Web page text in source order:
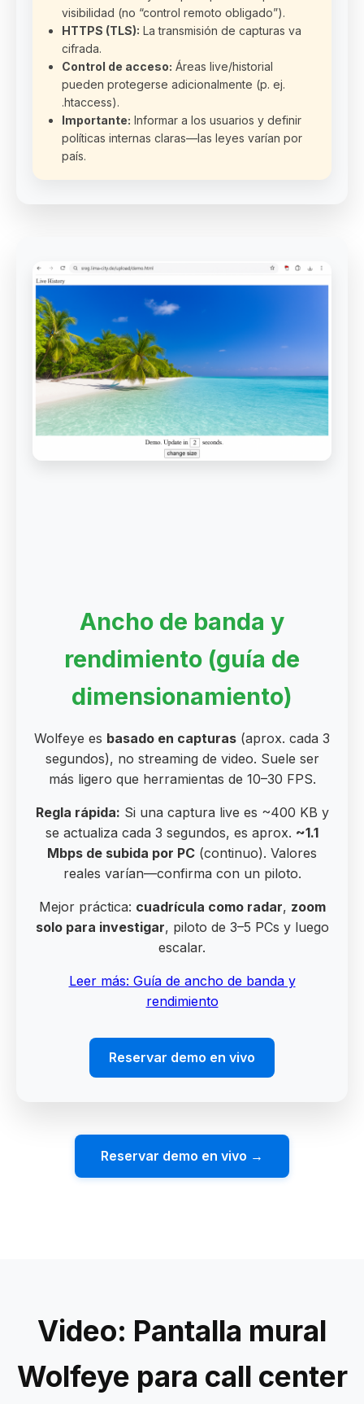
visibilidad (no “control remoto obligado”).
HTTPS (TLS): La transmisión de capturas va
cifrada.
Control de acceso: Áreas live/historial
pueden protegerse adicionalmente (p. ej.
.htaccess).
Importante: Informar a los usuarios y definir
políticas internas claras—las leyes varían por
país.
Ancho de banda y
rendimiento (guía de
dimensionamiento)
Wolfeye es basado en capturas (aprox. cada 3
segundos), no streaming de video. Suele ser
más ligero que herramientas de 10–30 FPS.
Regla rápida: Si una captura live es ~400 KB y
se actualiza cada 3 segundos, es aprox. ~1.1
Mbps de subida por PC (continuo). Valores
reales varían—confirma con un piloto.
Mejor práctica: cuadrícula como radar, zoom
solo para investigar, piloto de 3–5 PCs y luego
escalar.
Leer más: Guía de ancho de banda y
rendimiento
Reservar demo en vivo
Reservar demo en vivo →
Video: Pantalla mural
Wolfeye para call center